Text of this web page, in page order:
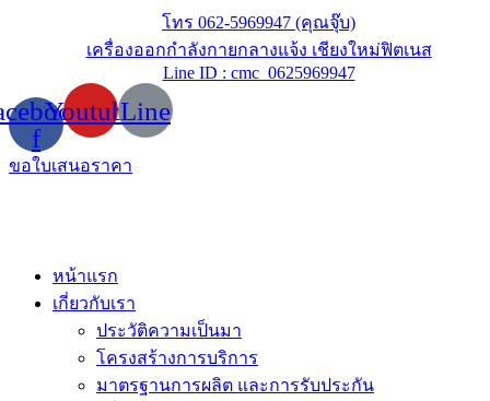
โทร 062-5969947 (คุณจุ๊บ)
เครื่องออกกำลังกายกลางแจ้ง เชียงใหม่ฟิตเนส
Line ID : cmc_0625969947
f
YoutubeLine
ขอใบเสนอราคา
หน้าแรก
เกี่ยวกับเรา
ประวัติความเป็นมา
โครงสร้างการบริการ
มาตรฐานการผลิต และการรับประกัน